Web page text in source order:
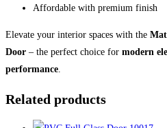
Affordable with premium finish
Elevate your interior spaces with the
Door – the perfect choice for modern
performance.
Related products